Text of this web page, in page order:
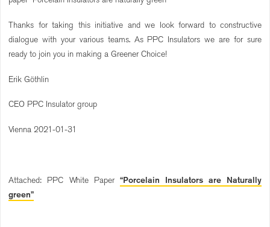
Thanks for taking this initiative and we look forward to constructive
dialogue with your various teams. As PPC Insulators we are for sure
ready to join you in making a Greener Choice!
Erik Göthlin
CEO PPC Insulator group
Vienna 2021-01-31
Attached: PPC White Paper “Porcelain Insulators are Naturally
green”